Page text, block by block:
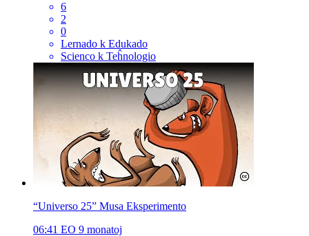
6
2
0
Lernado k Edukado
Scienco k Teĥnologio
“Universo 25” Musa Eksperimento
06:41 EO 9 monatoj